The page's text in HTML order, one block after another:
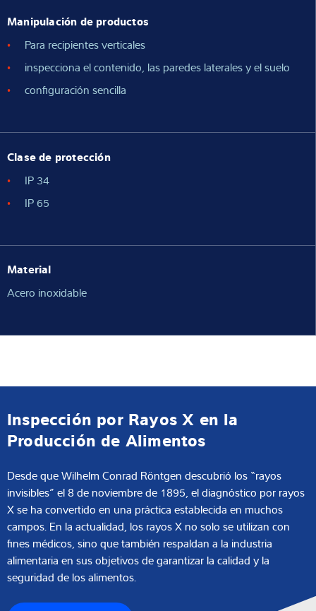
Manipulación de productos
Para recipientes verticales
inspecciona el contenido, las paredes laterales y el suelo
configuración sencilla
Clase de protección
IP 34
IP 65
Material
Acero inoxidable
Inspección por Rayos X en la
Producción de Alimentos
Desde que Wilhelm Conrad Röntgen descubrió los “rayos
invisibles” el 8 de noviembre de 1895, el diagnóstico por rayos
X se ha convertido en una práctica establecida en muchos
campos. En la actualidad, los rayos X no solo se utilizan con
fines médicos, sino que también respaldan a la industria
alimentaria en sus objetivos de garantizar la calidad y la
seguridad de los alimentos.